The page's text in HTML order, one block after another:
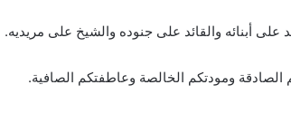
على أبنائه والقائد على جنوده والشيخ على مريديه.
ومودتكم الخالصة وعاطفتكم الصافية.